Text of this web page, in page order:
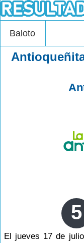
Baloto
5
El jueves 17 de